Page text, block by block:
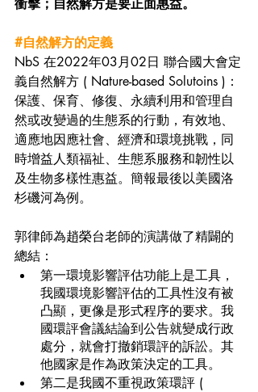
衝擊；自然解方是要正面惠益。
#自然解方的定義
NbS 在2022年03月02日 聯合國大會定
義自然解方 ( Nature-based Solutoins )：
保護、保育、修復、永續利用和管理自
然或改變過的生態系的行動，有效地、
適應地因應社會、經濟和環境挑戰，同
時增益人類福祉、生態系服務和韌性以
及生物多樣性惠益。簡報最後以美國洛
杉磯河為例。
郭律師為趙榮台老師的演講做了精闢的
總結：
第一環境影響評估功能上是工具，
我國環境影響評估的工具性沒有被
凸顯，更像是形式程序的要求。我
國環評會議結論到公告就變成行政
處分，就會打撤銷環評的訴訟。其
他國家是作為政策決定的工具。
第二是我國不重視政策環評 (